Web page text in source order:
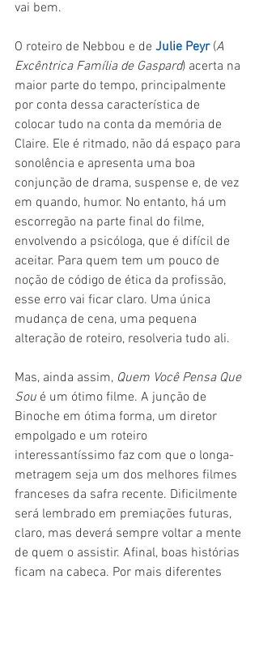
vai bem.
O roteiro de Nebbou e de Julie Peyr (A
Excêntrica Família de Gaspard) acerta na
maior parte do tempo, principalmente
por conta dessa característica de
colocar tudo na conta da memória de
Claire. Ele é ritmado, não dá espaço para
sonolência e apresenta uma boa
conjunção de drama, suspense e, de vez
em quando, humor. No entanto, há um
escorregão na parte final do filme,
envolvendo a psicóloga, que é difícil de
aceitar. Para quem tem um pouco de
noção de código de ética da profissão,
esse erro vai ficar claro. Uma única
mudança de cena, uma pequena
alteração de roteiro, resolveria tudo ali.
Mas, ainda assim, Quem Você Pensa Que
Sou é um ótimo filme. A junção de
Binoche em ótima forma, um diretor
empolgado e um roteiro
interessantíssimo faz com que o longa-
metragem seja um dos melhores filmes
franceses da safra recente. Dificilmente
será lembrado em premiações futuras,
claro, mas deverá sempre voltar a mente
de quem o assistir. Afinal, boas histórias
ficam na cabeça. Por mais diferentes